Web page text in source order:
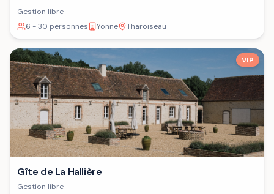
Gestion libre
6 - 30 personnes
Yonne Tharoiseau
VIP
Gîte de La Hallière
Gestion libre